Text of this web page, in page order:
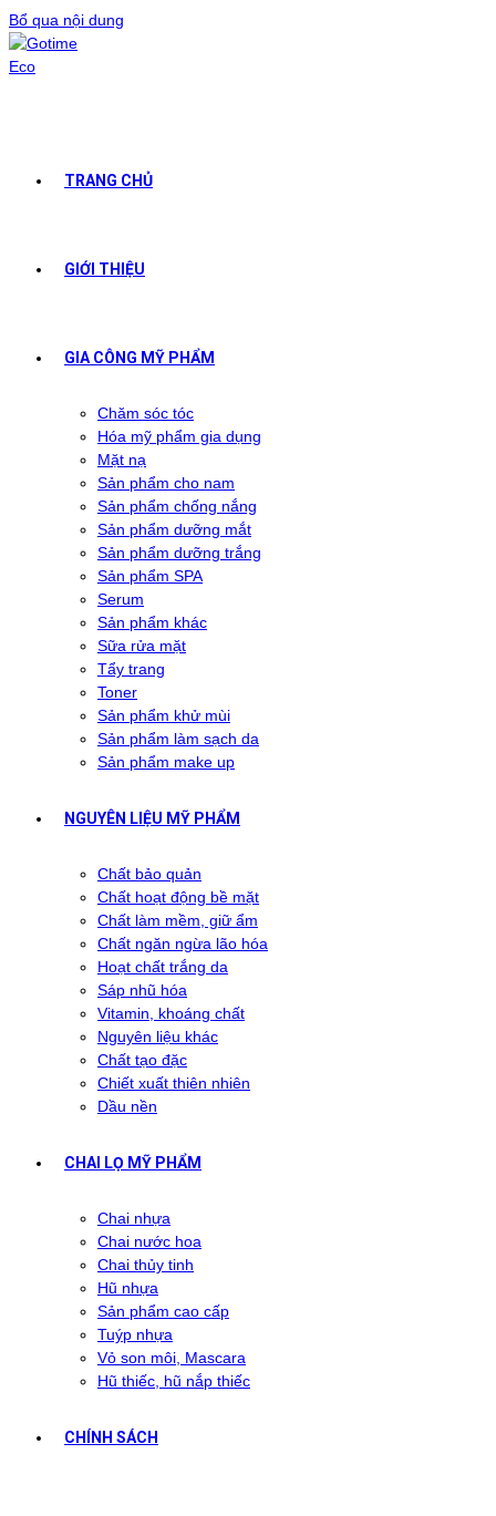
Bổ qua nội dung
TRANG CHỦ
GIỚI THIỆU
GIA CÔNG MỸ PHẨM
Chăm sóc tóc
Hóa mỹ phẩm gia dụng
Mặt nạ
Sản phẩm cho nam
Sản phẩm chống nắng
Sản phẩm dưỡng mắt
Sản phẩm dưỡng trắng
Sản phẩm SPA
Serum
Sản phẩm khác
Sữa rửa mặt
Tẩy trang
Toner
Sản phẩm khử mùi
Sản phẩm làm sạch da
Sản phẩm make up
NGUYÊN LIỆU MỸ PHẨM
Chất bảo quản
Chất hoạt động bề mặt
Chất làm mềm, giữ ẩm
Chất ngăn ngừa lão hóa
Hoạt chất trắng da
Sáp nhũ hóa
Vitamin, khoáng chất
Nguyên liệu khác
Chất tạo đặc
Chiết xuất thiên nhiên
Dầu nền
CHAI LỌ MỸ PHẨM
Chai nhựa
Chai nước hoa
Chai thủy tinh
Hũ nhựa
Sản phẩm cao cấp
Tuýp nhựa
Vỏ son môi, Mascara
Hũ thiếc, hũ nắp thiếc
CHÍNH SÁCH